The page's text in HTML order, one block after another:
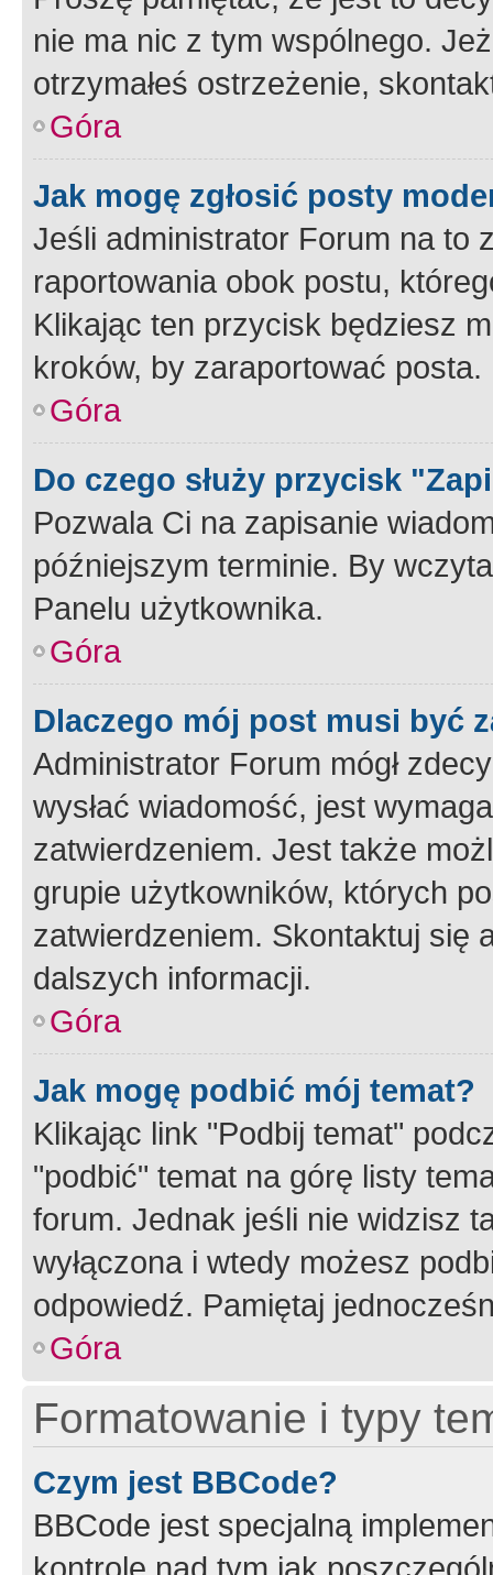
nie ma nic z tym wspólnego.
otrzymałeś ostrzeżenie,
Góra
Jak mogę zgłosić posty
Jeśli administrator Forum na to
raportowania obok postu,
Klikając ten przycisk będziesz
kroków, by zaraportować posta.
Góra
Do czego służy przycisk
Pozwala Ci na zapisanie
późniejszym terminie. By
Panelu użytkownika.
Góra
Dlaczego mój post musi być
Administrator Forum mógł
wysłać wiadomość, jest
zatwierdzeniem. Jest także
grupie użytkowników, których
zatwierdzeniem. Skontaktuj się
dalszych informacji.
Góra
Jak mogę podbić mój temat?
Klikając link "Podbij temat"
"podbić" temat na górę listy
forum. Jednak jeśli nie widzisz
wyłączona i wtedy możesz
odpowiedź. Pamiętaj
Góra
Formatowanie i typy
Czym jest BBCode?
BBCode jest specjalną